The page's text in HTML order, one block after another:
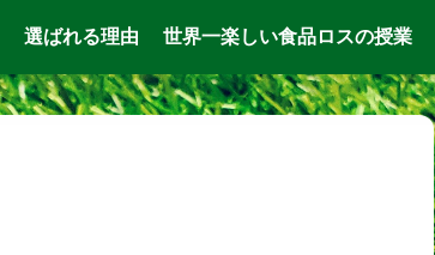
選ばれる理由 世界一楽しい食品ロスの授業